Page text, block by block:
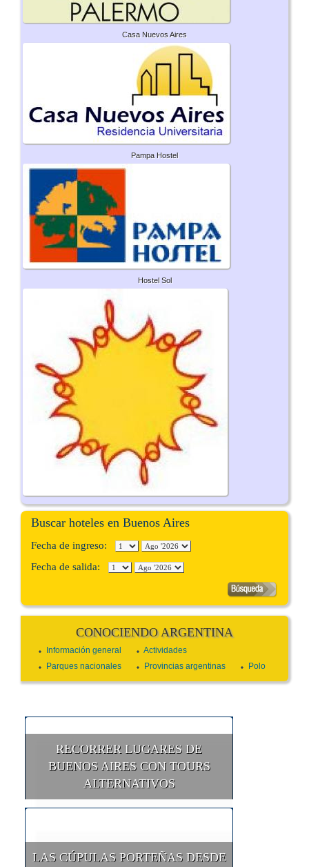
Casa Nuevos Aires
Pampa Hostel
Hostel Sol
Buscar hoteles en Buenos Aires
Fecha de ingreso:
Fecha de salida:
CONOCIENDO ARGENTINA
Información general
Actividades
Parques nacionales
Provincias argentinas Polo
RECORRER LUGARES DE
BUENOS AIRES CON TOURS
ALTERNATIVOS
LAS CÚPULAS PORTEÑAS DESDE